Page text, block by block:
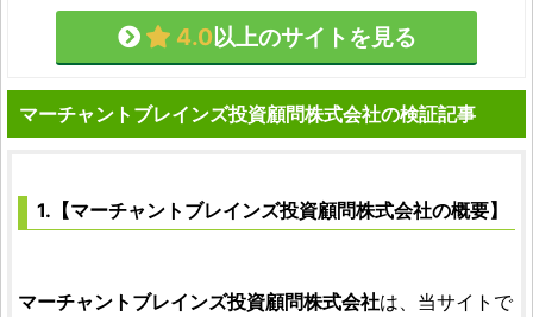
提供後即購入。徐々に上がってきていたので期待大
だった。しかしその後1週間下がり続けてロスカッ
ト。非常に残念。
口コミ評価:
大口投資家が参加してる銘柄ですぐに上がると言っ
てた銘柄に私も参加してみたが、全然上がらず。大
ジェリストの言う事は全くあてにならない。
4.0以上のサイトを見る
マーチャントブレインズ投資顧問株式会社の検証記事
1.【マーチャントブレインズ投資顧問株式会社の概要】
マーチャントブレインズ投資顧問株式会社は、当サイトで